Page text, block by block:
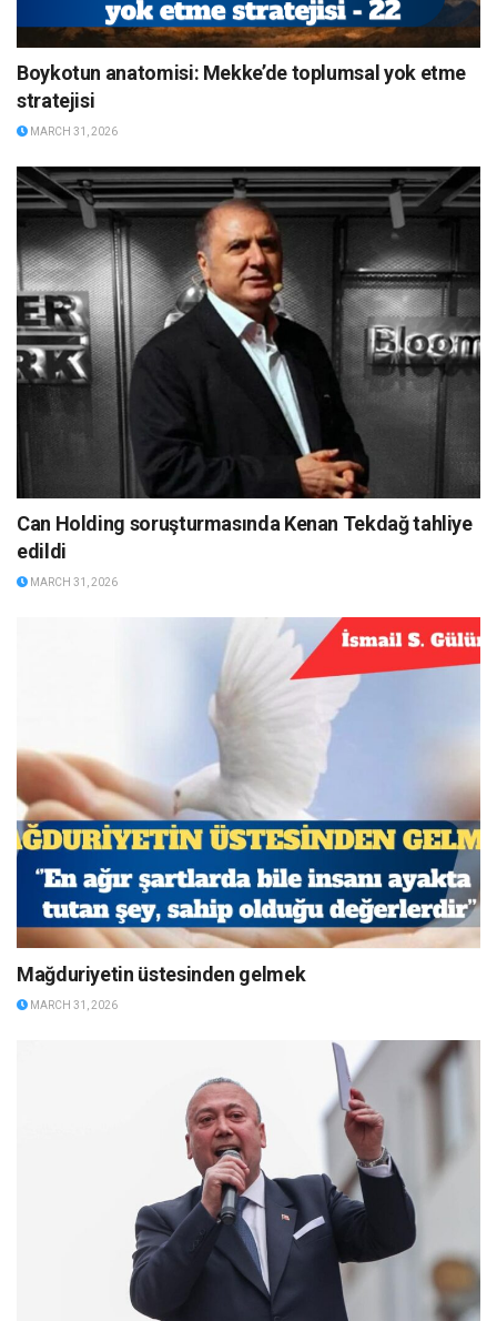
Boykotun anatomisi: Mekke’de toplumsal yok etme
stratejisi
MARCH 31, 2026
Can Holding soruşturmasında Kenan Tekdağ tahliye
edildi
MARCH 31, 2026
Mağduriyetin üstesinden gelmek
MARCH 31, 2026